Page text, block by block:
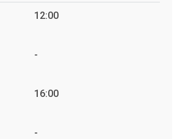
12:00
-
16:00
-